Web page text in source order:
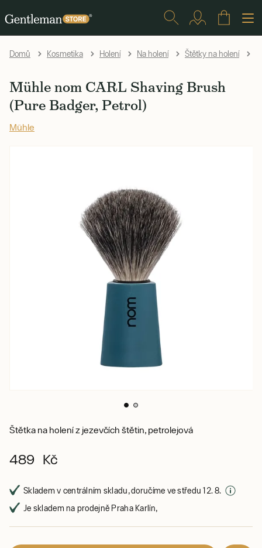
Domů Kosmetika Holení Na holení Štětky na holení
Mühle nom CARL Shaving Brush
(Pure Badger, Petrol)
Mühle
Štětka na holení z jezevčích štětin, petrolejová
489 Kč
Skladem v centrálním skladu, doručíme ve středu 12. 8.
Je skladem na prodejně Praha Karlín,